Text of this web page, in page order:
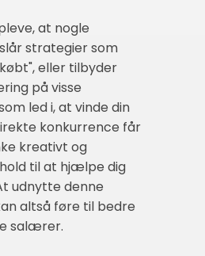
at nogle
strategier som
eller tilbyder
på visse
led i, at vinde din
konkurrence får
kreativt og
til at hjælpe dig
udnytte denne
altså føre til bedre
salærer.